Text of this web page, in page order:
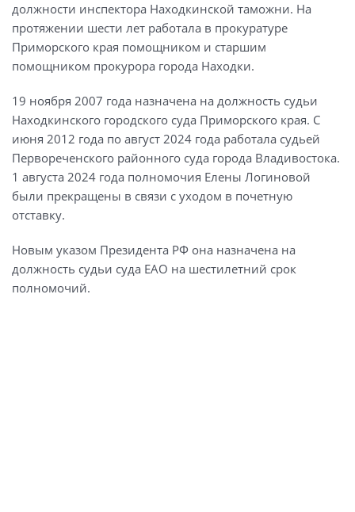
должности инспектора Находкинской таможни. На
протяжении шести лет работала в прокуратуре
Приморского края помощником и старшим
помощником прокурора города Находки.
19 ноября 2007 года назначена на должность судьи
Находкинского городского суда Приморского края. С
июня 2012 года по август 2024 года работала судьей
Первореченского районного суда города Владивостока.
1 августа 2024 года полномочия Елены Логиновой
были прекращены в связи с уходом в почетную
отставку.
Новым указом Президента РФ она назначена на
должность судьи суда ЕАО на шестилетний срок
полномочий.